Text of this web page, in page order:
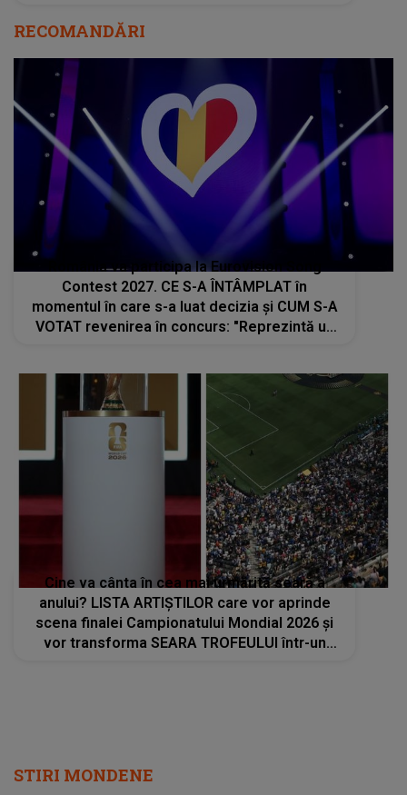
RECOMANDĂRI
România va participa la Eurovision Song
Contest 2027. CE S-A ÎNTÂMPLAT în
momentul în care s-a luat decizia și CUM S-A
VOTAT revenirea în concurs: "Reprezintă un
Cine va cânta în cea mai urmărită seară a
anului? LISTA ARTIȘTILOR care vor aprinde
scena finalei Campionatului Mondial 2026 și
vor transforma SEARA TROFEULUI într-un
STIRI MONDENE